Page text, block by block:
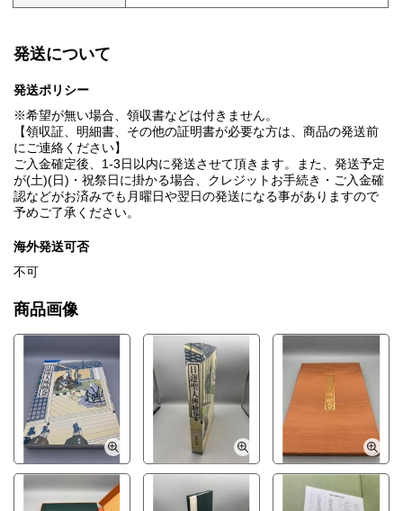
発送について
発送ポリシー
※希望が無い場合、領収書などは付きません。
【領収証、明細書、その他の証明書が必要な方は、商品の発送前
にご連絡ください】
ご入金確定後、1-3日以内に発送させて頂きます。また、発送予定
が(土)(日)・祝祭日に掛かる場合、クレジットお手続き・ご入金確
認などがお済みでも月曜日や翌日の発送になる事がありますので
予めご了承ください。
海外発送可否
不可
商品画像